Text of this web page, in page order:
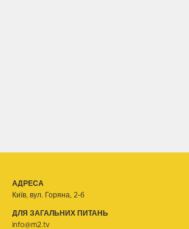
АДРЕСА
Київ, вул. Горяна, 2-б
ДЛЯ ЗАГАЛЬНИХ ПИТАНЬ
info@m2.tv